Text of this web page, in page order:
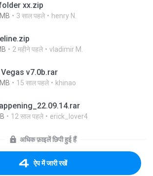
xx.zip
3 साल पहले henry N.
2 महीने पहले vladimir M.
v7.0b.rar
15 साल पहले khinao
12 साल पहले erick_lover4
अधिक फ़ाइलें छिपी हुई हैं
ऐप में जारी रखें